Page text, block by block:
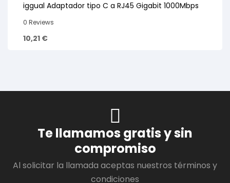
iggual Adaptador tipo C a RJ45 Gigabit 1000Mbps
0 Reviews
10,21 €
Te llamamos gratis y sin
compromiso
Al solicitar la llamada aceptas nuestros términos y
condiciones